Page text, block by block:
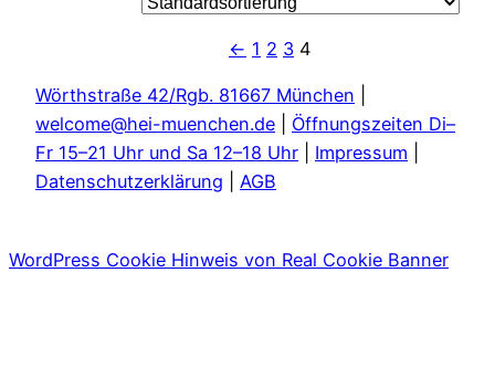
← 1 2 3 4
Wörthstraße 42/Rgb. 81667 München
welcome@hei-muenchen.de
Öffnungszeiten Di–
Fr 15–21 Uhr und Sa 12–18 Uhr
Impressum
Datenschutzerklärung
AGB
WordPress Cookie Hinweis von Real Cookie Banner